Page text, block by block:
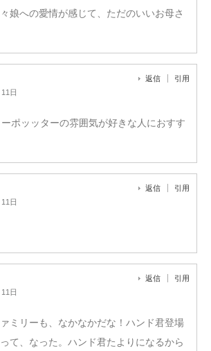
娘への愛情が感じて、ただのいいお母さ
日
返信 引用
ポッッターの雰囲気が好きな人におすす
日
返信 引用
日
返信 引用
ミリーも、なかなかだな！ハンド君登場
て、なった。ハンド君たよりになるから